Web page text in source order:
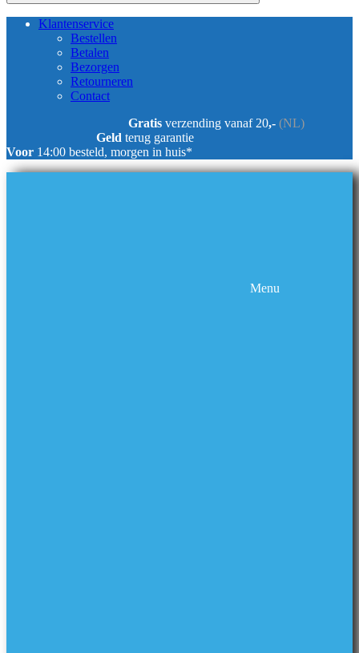
Klantenservice
Bestellen
Betalen
Bezorgen
Retourneren
Contact
Gratis verzending vanaf 20,- (NL)
Geld terug garantie
Voor 14:00 besteld, morgen in huis*
Menu